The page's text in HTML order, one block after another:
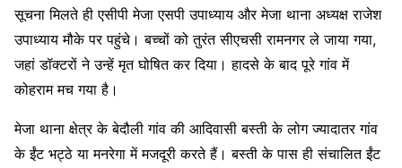
सूचना मिलते ही एसीपी मेजा एसपी उपाध्याय और मेजा थाना अध्यक्ष राजेश
उपाध्याय मौके पर पहुंचे। बच्चों को तुरंत सीएचसी रामनगर ले जाया गया,
जहां डॉक्टरों ने उन्हें मृत घोषित कर दिया। हादसे के बाद पूरे गांव में
कोहराम मच गया है।
मेजा थाना क्षेत्र के बेदौली गांव की आदिवासी बस्ती के लोग ज्यादातर गांव
के ईंट भट्ठे या मनरेगा में मजदूरी करते हैं। बस्ती के पास ही संचालित ईंट